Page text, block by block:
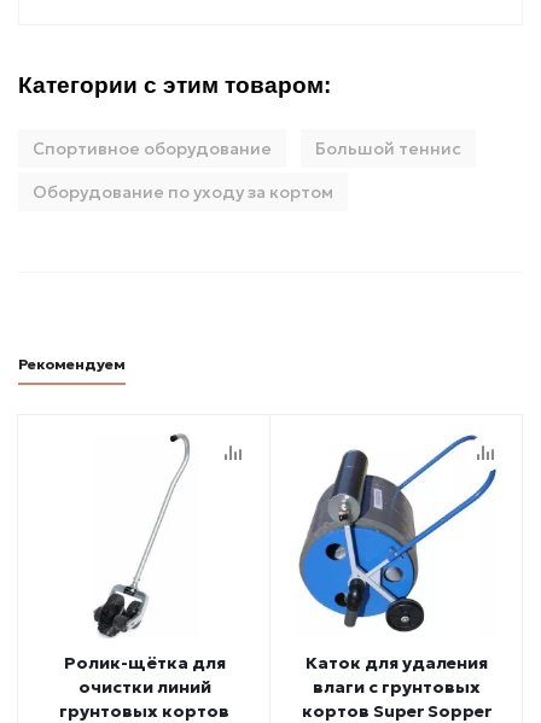
Категории с этим товаром:
Спортивное оборудование
Большой теннис
Оборудование по уходу за кортом
Рекомендуем
Ролик-щётка для
очистки линий
грунтовых кортов
Каток для удаления
влаги с грунтовых
кортов Super Sopper